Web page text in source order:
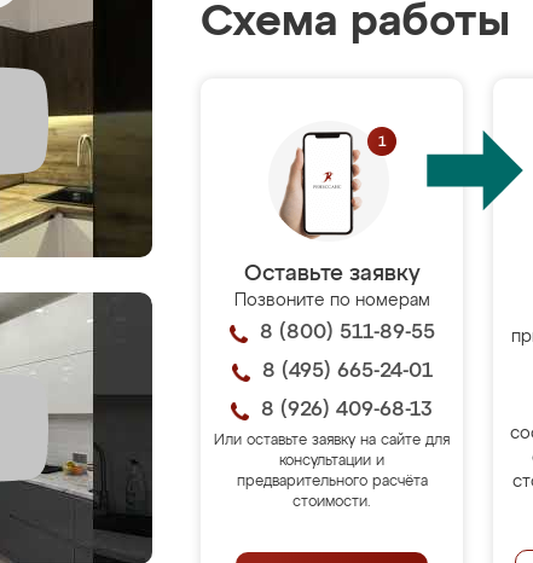
Схема работы
Оставьте заявку
Позвоните по номерам
8 (800) 511-89-55
8 (495) 665-24-01
8 (926) 409-68-13
Или оставьте заявку на сайте для
консультации и
предварительного расчёта
стоимости.